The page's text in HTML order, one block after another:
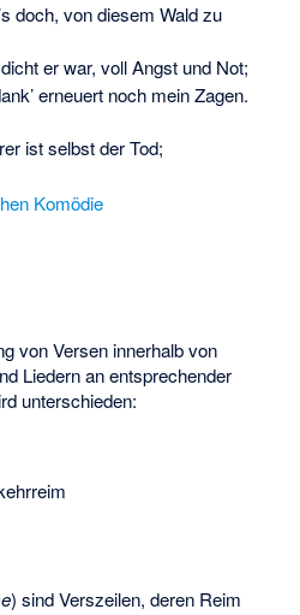
doch, von diesem Wald zu
er war, voll Angst und Not;
erneuert noch mein Zagen.
ist selbst der Tod;
Komödie
von Versen innerhalb von
Liedern an entsprechender
unterschieden:
) sind Verszeilen, deren Reim